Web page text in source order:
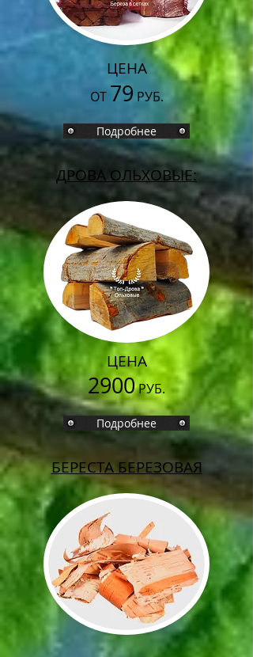
ЦЕНА
ОТ 79 РУБ.
Подробнее
ДРОВА ОЛЬХОВЫЕ:
ЦЕНА
2900РУБ.
Подробнее
БЕРЕСТА БЕРЕЗОВАЯ